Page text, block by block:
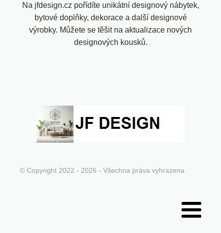
Na jfdesign.cz pořídíte unikátní designový nábytek,
bytové doplňky, dekorace a další designové
výrobky. Můžete se těšit na aktualizace nových
designových kousků.
© Copyright 2022 - 2026 - Všechna práva vyhrazena